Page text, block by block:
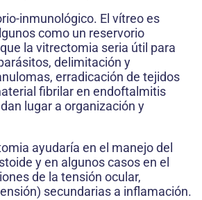
inmunológico. El vítreo es
como un reservorio
la vitrectomia seria útil para
delimitación y
erradicación de tejidos
fibrilar en endoftalmitis
lugar a organización y
ayudaría en el manejo del
y en algunos casos en el
de la tensión ocular,
secundarias a inflamación.